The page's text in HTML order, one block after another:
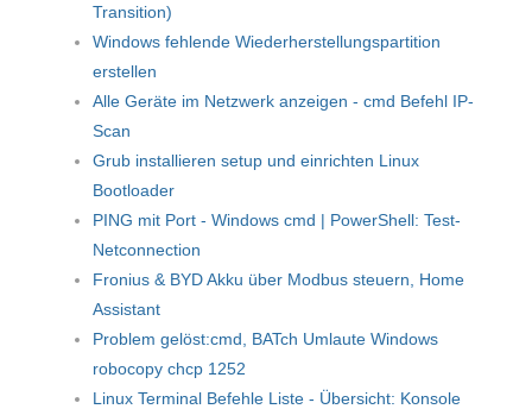
Transition)
Windows fehlende Wiederherstellungspartition
erstellen
Alle Geräte im Netzwerk anzeigen - cmd Befehl IP-
Scan
Grub installieren setup und einrichten Linux
Bootloader
PING mit Port - Windows cmd | PowerShell: Test-
Netconnection
Fronius & BYD Akku über Modbus steuern, Home
Assistant
Problem gelöst:cmd, BATch Umlaute Windows
robocopy chcp 1252
Linux Terminal Befehle Liste - Übersicht: Konsole